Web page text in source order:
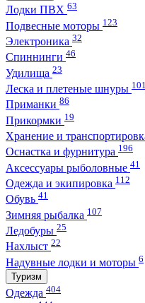
Лодки ПВХ 63
Подвесные моторы 123
Электроника 32
Спиннинги 46
Удилища 23
Леска и плетеные шнуры 101
Приманки 86
Прикормки 19
Хранение и
Оснастка и фурнитура 196
Аксессуары рыболовные 41
Одежда и экипировка 112
Обувь 41
Зимняя рыбалка 107
Ледобуры 25
Нахлыст 22
Надувные лодки и моторы 6
Туризм
Одежда 404